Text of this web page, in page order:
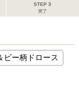
STEP 3
完了